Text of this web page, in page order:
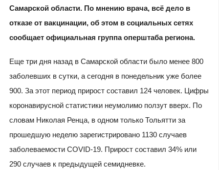
Самарской области. По мнению врача, всё дело в
отказе от вакцинации, об этом в социальных сетях
сообщает официальная группа оперштаба региона.
Еще три дня назад в Самарской области было менее 800
заболевших в сутки, а сегодня в понедельник уже более
900. За этот период прирост составил 124 человек. Цифры
коронавирусной статистики неумолимо ползут вверх. По
словам Николая Ренца, в одном только Тольятти за
прошедшую неделю зарегистрировано 1130 случаев
заболеваемости COVID-19. Прирост составил 34% или
290 случаев к предыдущей семидневке.